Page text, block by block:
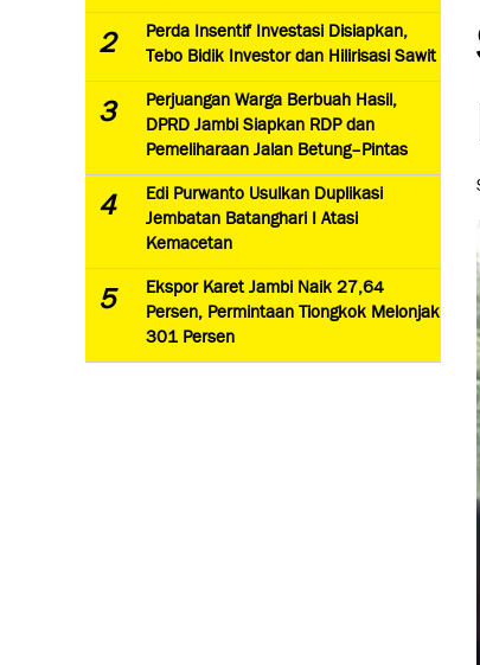
2
Perda Insentif Investasi Disiapkan,
Tebo Bidik Investor dan Hilirisasi Sawit
3
Perjuangan Warga Berbuah Hasil,
DPRD Jambi Siapkan RDP dan
Pemeliharaan Jalan Betung–Pintas
4
Edi Purwanto Usulkan Duplikasi
Jembatan Batanghari I Atasi
Kemacetan
5
Ekspor Karet Jambi Naik 27,64
Persen, Permintaan Tiongkok Melonjak
301 Persen